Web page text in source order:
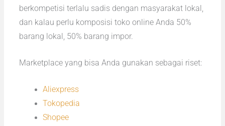
berkompetisi terlalu sadis dengan masyarakat lokal,
dan kalau perlu komposisi toko online Anda 50%
barang lokal, 50% barang impor.
Marketplace yang bisa Anda gunakan sebagai riset:
Aliexpress
Tokopedia
Shopee